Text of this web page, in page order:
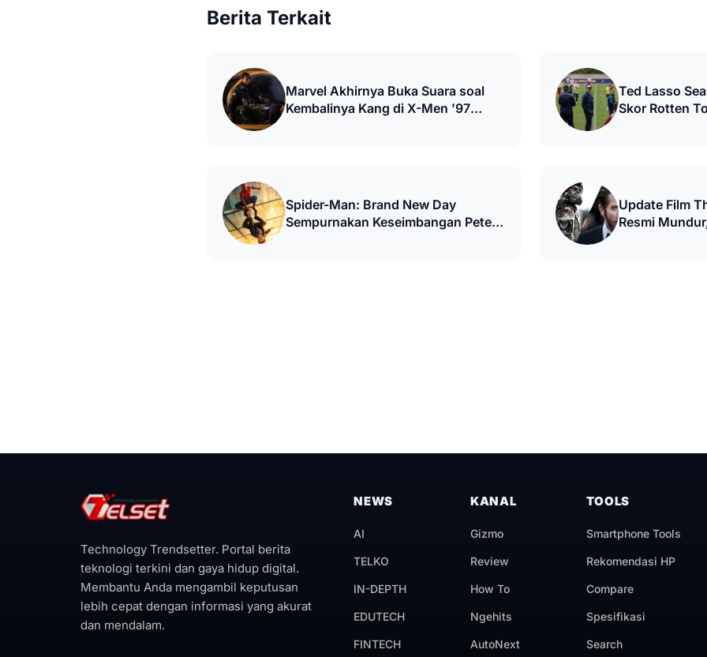
Berita Terkait
Marvel Akhirnya Buka Suara soal
Kembalinya Kang di X-Men ’97
Ted Lasso
Skor Rotten
Spider-Man: Brand New Day
Sempurnakan Keseimbangan Peter
Update Film
Resmi
Technology Trendsetter. Portal berita
teknologi terkini dan gaya hidup digital.
Membantu Anda mengambil keputusan
lebih cepat dengan informasi yang akurat
dan mendalam.
NEWS
AI
TELKO
IN-DEPTH
EDUTECH
FINTECH
KANAL
Gizmo
Review
How To
Ngehits
AutoNext
TOOLS
Smartphone Tools
Rekomendasi HP
Compare
Spesifikasi
Search